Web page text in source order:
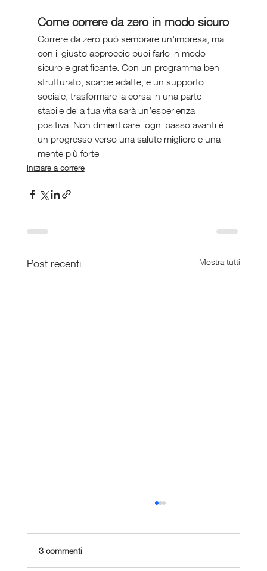
Come correre da zero in modo sicuro
Correre da zero può sembrare un’impresa, ma
con il giusto approccio puoi farlo in modo
sicuro e gratificante. Con un programma ben
strutturato, scarpe adatte, e un supporto
sociale, trasformare la corsa in una parte
stabile della tua vita sarà un’esperienza
positiva. Non dimenticare: ogni passo avanti è
un progresso verso una salute migliore e una
mente più forte
Iniziare a correre
Post recenti Mostra tutti
3 commenti